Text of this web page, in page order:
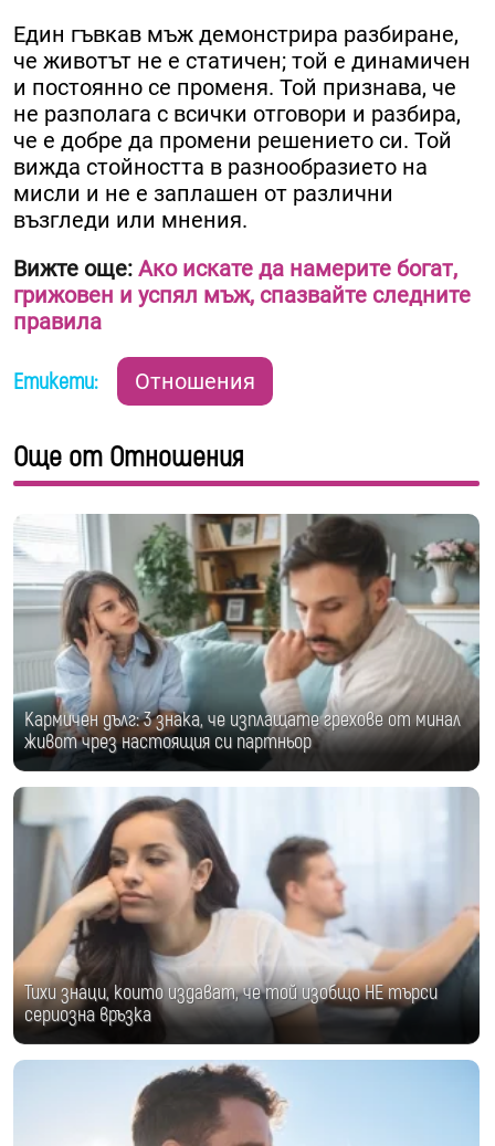
Един гъвкав мъж демонстрира разбиране,
че животът не е статичен; той е динамичен
и постоянно се променя. Той признава, че
не разполага с всички отговори и разбира,
че е добре да промени решението си. Той
вижда стойността в разнообразието на
мисли и не е заплашен от различни
възгледи или мнения.
Вижте още: Ако искате да намерите богат,
грижовен и успял мъж, спазвайте следните
правила
Етикети: Отношения
Още от Отношения
Кармичен дълг: 3 знака, че изплащате грехове от минал
живот чрез настоящия си партньор
Тихи знаци, които издават, че той изобщо НЕ търси
сериозна връзка